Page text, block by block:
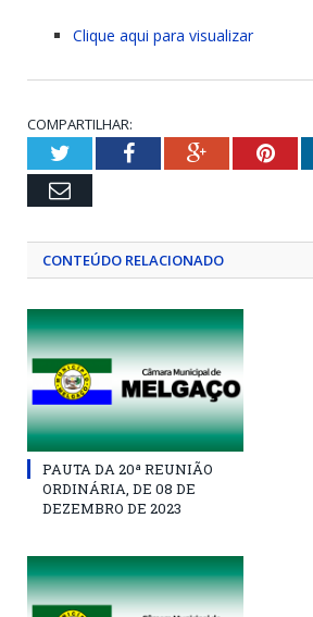
Clique aqui para visualizar
COMPARTILHAR:
TwitterFacebookGoogle+
Email
CONTEÚDO RELACIONADO
PAUTA DA 20ª REUNIÃO
ORDINÁRIA, DE 08 DE
DEZEMBRO DE 2023